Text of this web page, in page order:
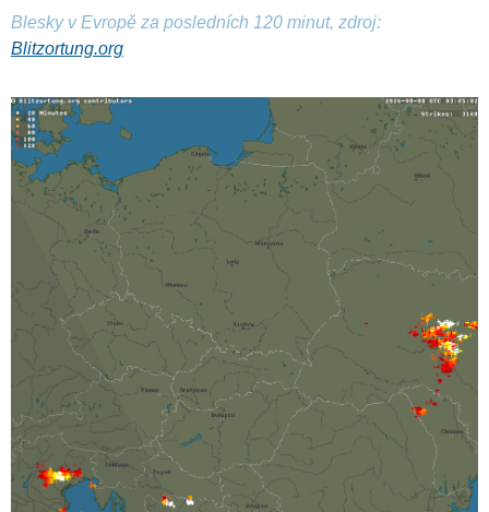
Blesky v Evropě za posledních 120 minut, zdroj:
Blitzortung.org